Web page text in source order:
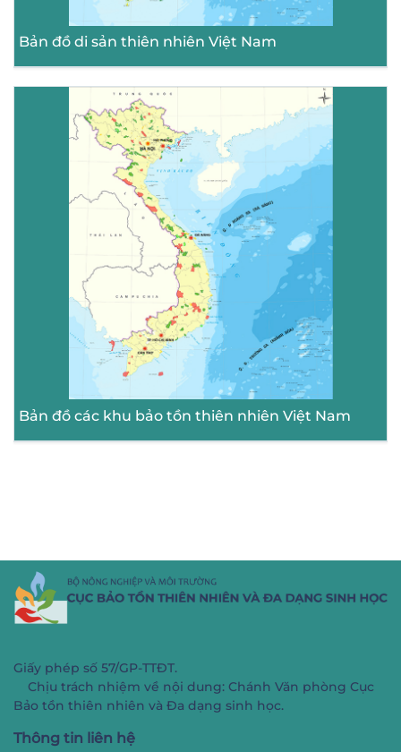
Bản đồ di sản thiên nhiên Việt Nam
Bản đồ các khu bảo tồn thiên nhiên Việt Nam
Giấy phép số 57/GP-TTĐT.
Chịu trách nhiệm về nội dung: Chánh Văn phòng Cục
Bảo tồn thiên nhiên và Đa dạng sinh học.
Thông tin liên hệ